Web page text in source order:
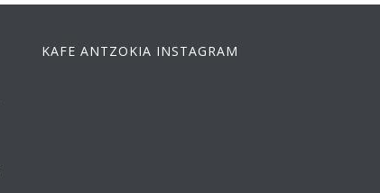
KAFE ANTZOKIA INSTAGRAM